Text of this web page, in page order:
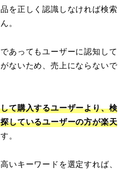
を正しく認識しなければ検索
。
あってもユーザーに認知して
ないため、売上にならないで
て購入するユーザーより、検
しているユーザーの方が楽天
。
いキーワードを選定すれば、